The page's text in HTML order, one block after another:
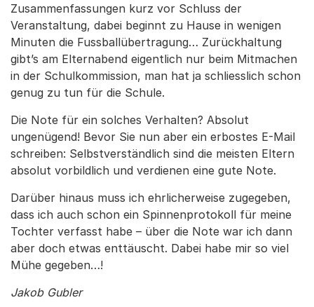
Zusammenfassungen kurz vor Schluss der
Veranstaltung, dabei beginnt zu Hause in wenigen
Minuten die Fussballübertragung… Zurückhaltung
gibt’s am Elternabend eigentlich nur beim Mitmachen
in der Schulkommission, man hat ja schliesslich schon
genug zu tun für die Schule.
Die Note für ein solches Verhalten? Absolut
ungenügend! Bevor Sie nun aber ein erbostes E-Mail
schreiben: Selbstverständlich sind die meisten Eltern
absolut vorbildlich und verdienen eine gute Note.
Darüber hinaus muss ich ehrlicherweise zugegeben,
dass ich auch schon ein Spinnenprotokoll für meine
Tochter verfasst habe – über die Note war ich dann
aber doch etwas enttäuscht. Dabei habe mir so viel
Mühe gegeben…!
Jakob Gubler